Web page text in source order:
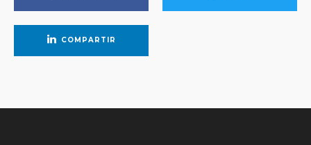
COMPARTIR